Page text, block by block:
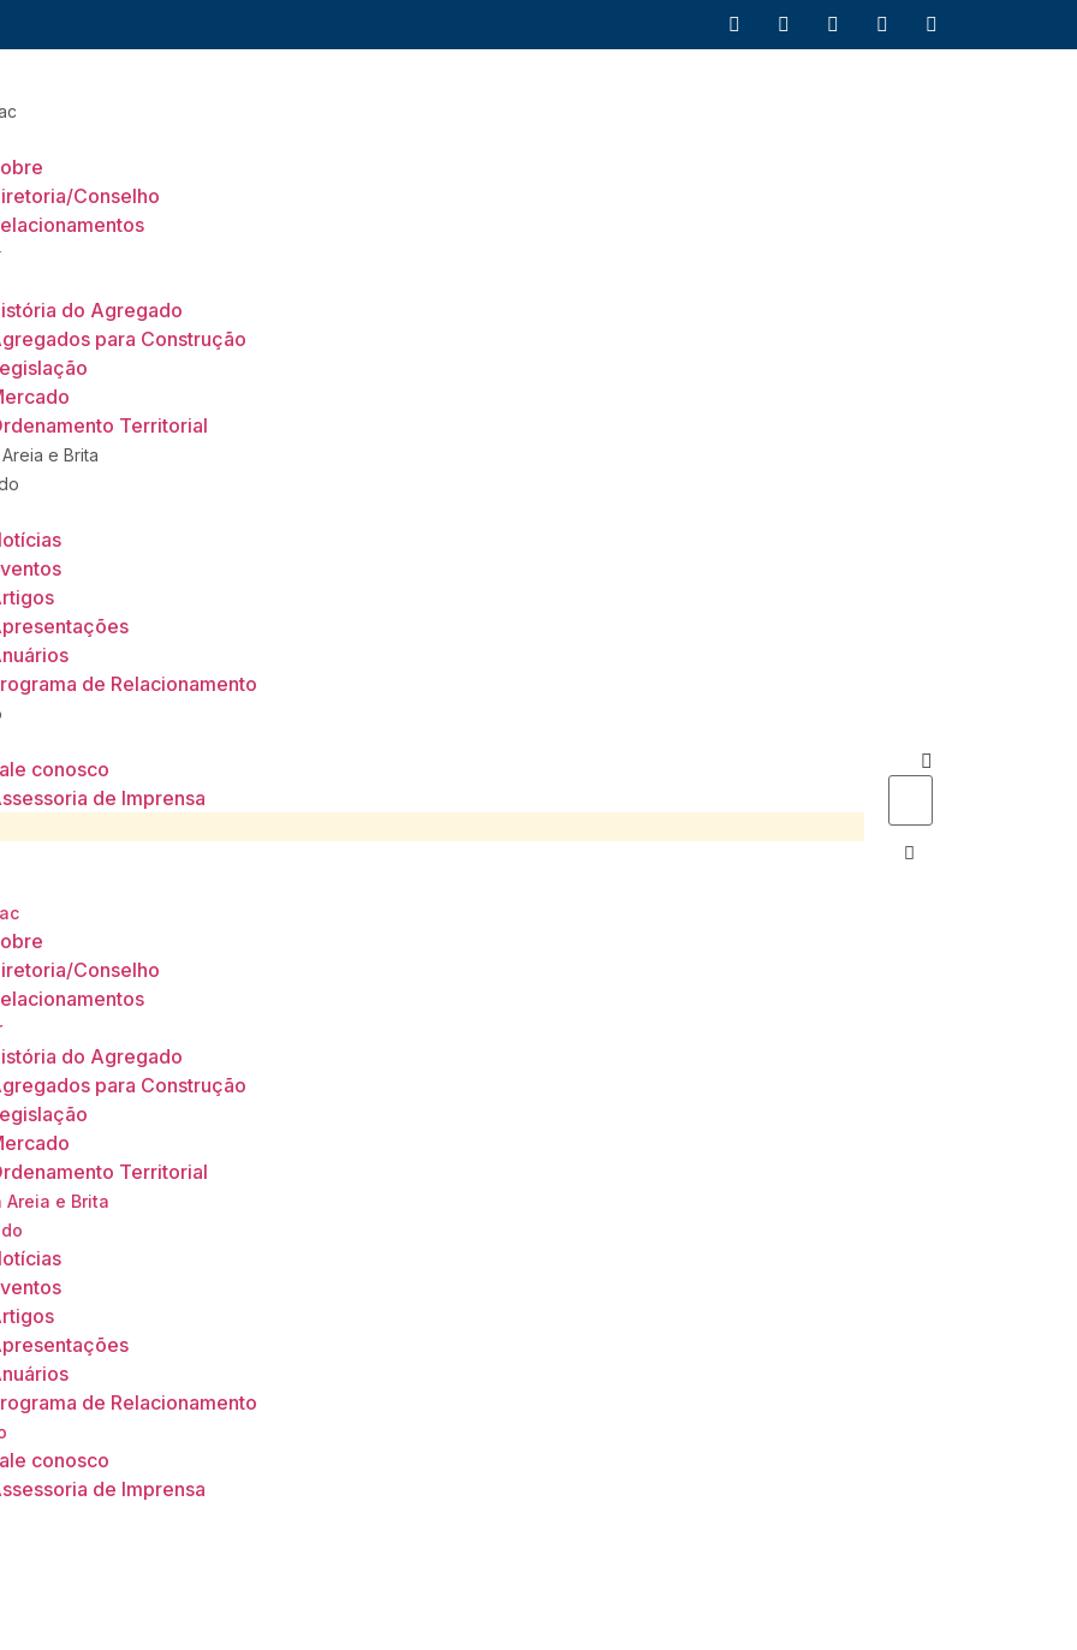
Conselho
do Agregado
para Construção
Territorial
e Brita
de Relacionamento
conosco
de Imprensa
Conselho
do Agregado
para Construção
Territorial
Areia e Brita
de Relacionamento
conosco
de Imprensa